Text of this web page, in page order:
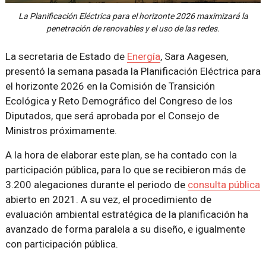
La Planificación Eléctrica para el horizonte 2026 maximizará la
penetración de renovables y el uso de las redes.
La secretaria de Estado de Energía, Sara Aagesen,
presentó la semana pasada la Planificación Eléctrica para
el horizonte 2026 en la Comisión de Transición
Ecológica y Reto Demográfico del Congreso de los
Diputados, que será aprobada por el Consejo de
Ministros próximamente.
A la hora de elaborar este plan, se ha contado con la
participación pública, para lo que se recibieron más de
3.200 alegaciones durante el periodo de consulta pública
abierto en 2021. A su vez, el procedimiento de
evaluación ambiental estratégica de la planificación ha
avanzado de forma paralela a su diseño, e igualmente
con participación pública.